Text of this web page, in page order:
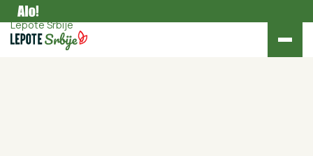
Kultura
Lepote Srbije